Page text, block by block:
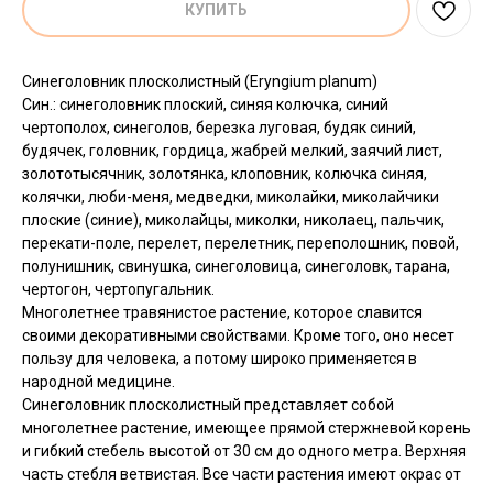
КУПИТЬ
Синеголовник плосколистный (Eryngium planum)
Син.: синеголовник плоский, синяя колючка, синий
чертополох, синеголов, березка луговая, будяк синий,
будячек, головник, гордица, жабрей мелкий, заячий лист,
золототысячник, золотянка, клоповник, колючка синяя,
колячки, люби-меня, медведки, миколайки, миколайчики
плоские (синие), миколайцы, миколки, николаец, пальчик,
перекати-поле, перелет, перелетник, переполошник, повой,
полунишник, свинушка, синеголовица, синеголовк, тарана,
чертогон, чертопугальник.
Многолетнее травянистое растение, которое славится
своими декоративными свойствами. Кроме того, оно несет
пользу для человека, а потому широко применяется в
народной медицине.
Синеголовник плосколистный представляет собой
многолетнее растение, имеющее прямой стержневой корень
и гибкий стебель высотой от 30 см до одного метра. Верхняя
часть стебля ветвистая. Все части растения имеют окрас от